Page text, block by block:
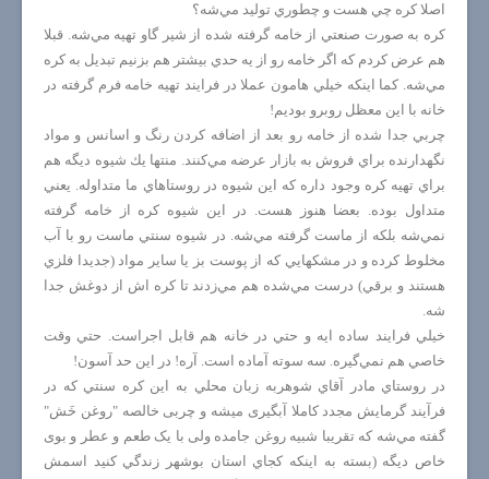
اصلا كره چي هست و چطوري توليد مي‌شه؟
كره به صورت صنعتي از خامه گرفته شده از شير گاو تهيه مي‌شه. قبلا
هم عرض كردم كه اگر خامه رو از يه حدي بيشتر هم بزنيم تبديل به كره
مي‌شه. كما اينكه خيلي هامون عملا در فرايند تهيه خامه فرم گرفته در
خانه با اين معظل روبرو بوديم!
چربي جدا شده از خامه رو بعد از اضافه كردن رنگ و اسانس و مواد
نگهدارنده براي فروش به بازار عرضه مي‌كنند. منتها يك شيوه ديگه هم
براي تهيه كره وجود داره كه اين شيوه در روستاهاي ما متداوله. يعني
متداول بوده. بعضا هنوز هست. در اين شيوه كره از خامه گرفته
نمي‌شه بلكه از ماست گرفته مي‌شه. در شيوه سنتي ماست رو با آب
مخلوط كرده و در مشكهايي كه از پوست بز يا ساير مواد (جديدا فلزي
هستند و برقي) درست مي‌شده هم مي‌زدند تا كره اش از دوغش جدا
شه.
خيلي فرايند ساده ايه و حتي در خانه هم قابل اجراست. حتي وقت
خاصي هم نمي‌گيره. سه سوته آماده است. آره! در اين حد آسون!
در روستاي مادر آقاي شوهربه زبان محلي به اين كره سنتي که در
فرآیند گرمایش مجدد کاملا آبگیری میشه و چربی خالصه "روغن خَش"
گفته مي‌شه که تقریبا شبیه روغن جامده ولی با یک طعم و عطر و بوی
خاص دیگه (بسته به اينكه كجاي استان بوشهر زندگي كنيد اسمش